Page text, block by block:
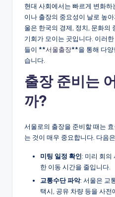
현대 사회에서는 빠르게 변화
이나 출장의 중요성이 날로 높
울은 한국의 경제, 정치, 문화의
기회가 모이는 곳입니다. 이러
들이 **서울출장**을 통해 다양
습니다.
출장 준비는
까?
서울로의 출장을 준비할 때는
는 것이 매우 중요합니다. 다음
미팅 일정 확인: 미리 회의
한 이동 시간을 줄입니다.
교통수단 파악: 서울은 교
택시, 공유 차량 등을 사